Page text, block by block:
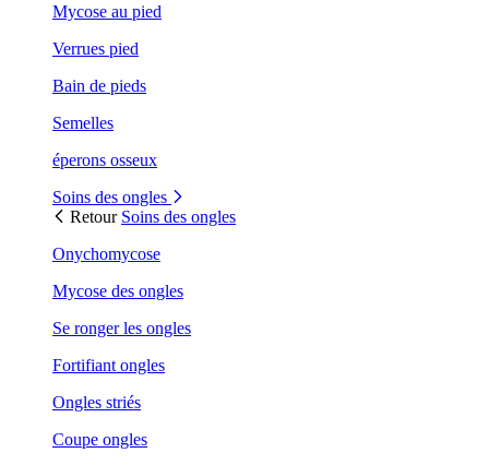
Mycose au pied
Verrues pied
Bain de pieds
Semelles
éperons osseux
Soins des ongles
Retour Soins des ongles
Onychomycose
Mycose des ongles
Se ronger les ongles
Fortifiant ongles
Ongles striés
Coupe ongles